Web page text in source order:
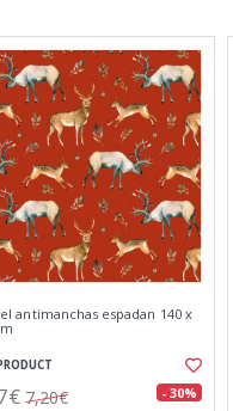
antimanchas espadan 140 x
7,20€ - 30%